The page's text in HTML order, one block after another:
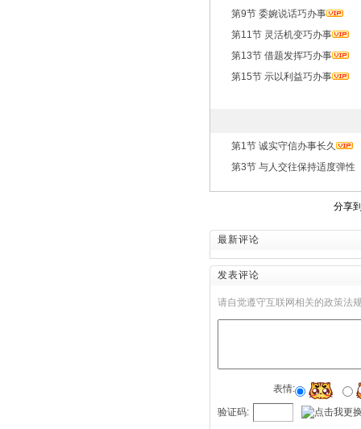
第9节 委婉说话巧办事
第11节 灵活机变巧办事
第13节 借题发挥巧办事
第15节 示以利益巧办事
第1节 诚实守信办事长久
第3节 与人交往保持适度弹性
分享
最新评论
发表评论
请自觉遵守互联网相关的政策法
表情:
验证码: